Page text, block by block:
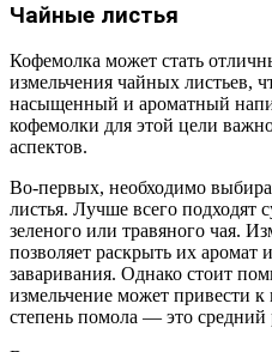
Чайные листья
Кофемолка может стать
измельчения чайных листьев,
насыщенный и ароматный
кофемолки для этой цели
аспектов.
Во-первых, необходимо
листья. Лучше всего подходят
зеленого или травяного чая.
позволяет раскрыть их аромат
заваривания. Однако стоит
измельчение может привести
степень помола — это средний